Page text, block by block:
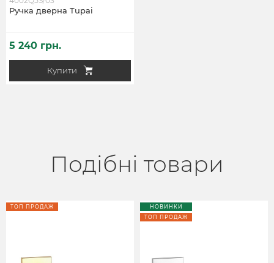
Ручка дверна Tupai
Купити
5 240 грн.
Подібні товари
ТОП ПРОДАЖ
НОВИНКИ
ТОП ПРОДАЖ